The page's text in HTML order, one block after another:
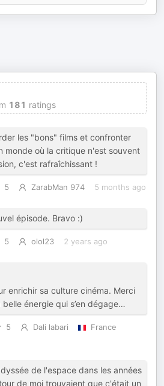
181 ratings
les "bons" films et confronter
monde où la critique n'est souvent
c'est rafraîchissant !
5 ZarabMan 974 5 months ago
épisode. Bravo :)
5 olol23 2 years ago
enrichir sa culture cinéma. Merci
énergie qui s’en dégage…
5 Dali labari
France
de l'espace dans les années
de moi trouvaient que c'était un